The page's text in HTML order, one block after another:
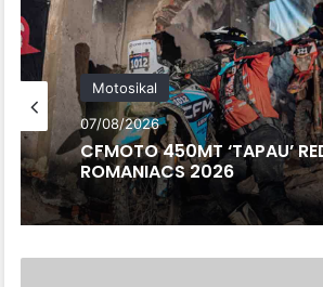
Motosikal
07/08/2026
CFMOTO 450MT ‘TAPAU’
ROMANIACS 2026